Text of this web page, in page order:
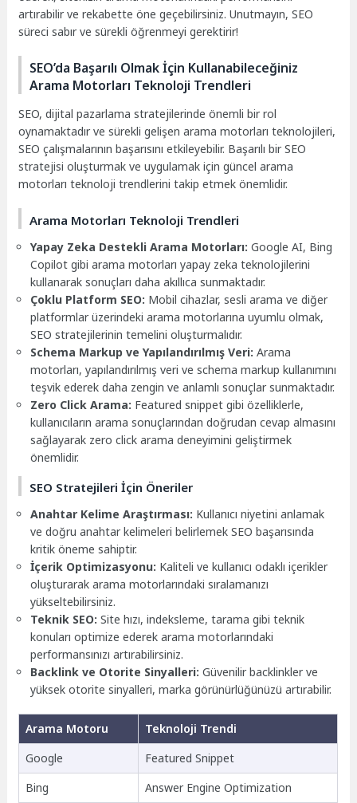
artırabilir ve rekabette öne geçebilirsiniz. Unutmayın, SEO
süreci sabır ve sürekli öğrenmeyi gerektirir!
SEO’da Başarılı Olmak İçin Kullanabileceğiniz
Arama Motorları Teknoloji Trendleri
SEO, dijital pazarlama stratejilerinde önemli bir rol
oynamaktadır ve sürekli gelişen arama motorları teknolojileri,
SEO çalışmalarının başarısını etkileyebilir. Başarılı bir SEO
stratejisi oluşturmak ve uygulamak için güncel arama
motorları teknoloji trendlerini takip etmek önemlidir.
Arama Motorları Teknoloji Trendleri
Yapay Zeka Destekli Arama Motorları: Google AI, Bing
Copilot gibi arama motorları yapay zeka teknolojilerini
kullanarak sonuçları daha akıllıca sunmaktadır.
Çoklu Platform SEO: Mobil cihazlar, sesli arama ve diğer
platformlar üzerindeki arama motorlarına uyumlu olmak,
SEO stratejilerinin temelini oluşturmalıdır.
Schema Markup ve Yapılandırılmış Veri: Arama
motorları, yapılandırılmış veri ve schema markup kullanımını
teşvik ederek daha zengin ve anlamlı sonuçlar sunmaktadır.
Zero Click Arama: Featured snippet gibi özelliklerle,
kullanıcıların arama sonuçlarından doğrudan cevap almasını
sağlayarak zero click arama deneyimini geliştirmek
önemlidir.
SEO Stratejileri İçin Öneriler
Anahtar Kelime Araştırması: Kullanıcı niyetini anlamak
ve doğru anahtar kelimeleri belirlemek SEO başarısında
kritik öneme sahiptir.
İçerik Optimizasyonu: Kaliteli ve kullanıcı odaklı içerikler
oluşturarak arama motorlarındaki sıralamanızı
yükseltebilirsiniz.
Teknik SEO: Site hızı, indeksleme, tarama gibi teknik
konuları optimize ederek arama motorlarındaki
performansınızı artırabilirsiniz.
Backlink ve Otorite Sinyalleri: Güvenilir backlinkler ve
yüksek otorite sinyalleri, marka görünürlüğünüzü artırabilir.
Arama Motoru
Teknoloji Trendi
Google
Featured Snippet
Bing
Answer Engine Optimization